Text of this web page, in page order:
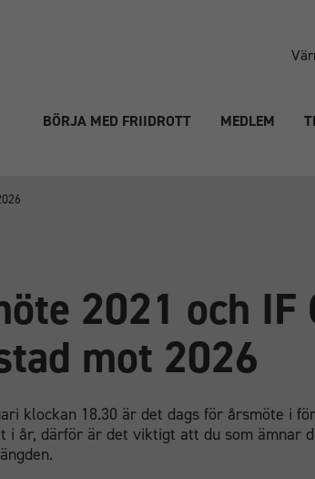
BÖRJA MED FRIIDROTT MEDLEM
2021 och IF
mot 2026
klockan 18.30 är det dags för årsmöte i
i år, därför är det viktigt att du som ämnar